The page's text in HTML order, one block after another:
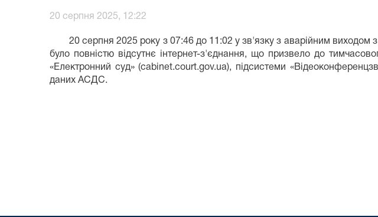
20 серпня 2025, 12:22
20 серпня 2025 року з 07:46 до 11:02 у зв'язку з аварійним виходом з
було повністю відсутнє інтернет-з'єднання, що призвело до
«Електронний суд» (cabinet.court.gov.ua), підсистеми
даних АСДС.